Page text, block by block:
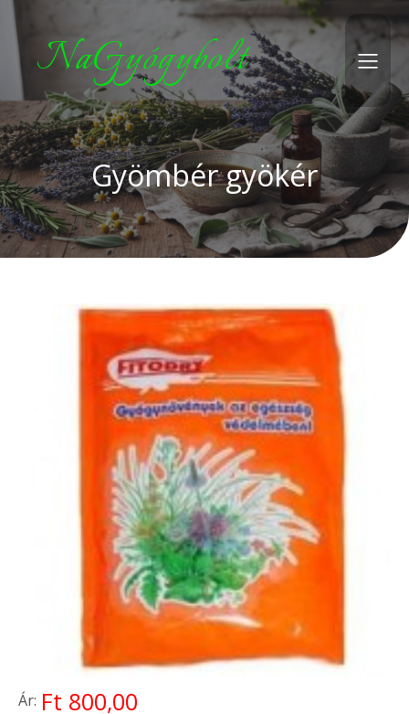
NaGyógybolt
Gyömbér gyökér
Ár: Ft 800,00